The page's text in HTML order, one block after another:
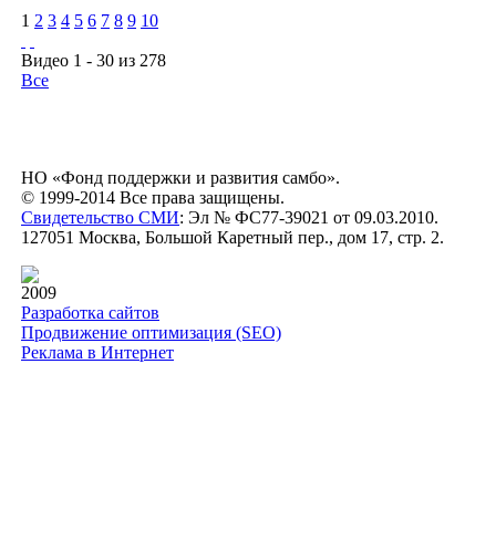
1 2 3 4 5 6 7 8 9 10
Видео 1 - 30 из 278
Все
НО «Фонд поддержки и развития самбо».
© 1999-2014 Все права защищены.
Свидетельство СМИ: Эл № ФС77-39021 от 09.03.2010.
127051 Москва, Большой Каретный пер., дом 17, стр. 2.
2009
Разработка сайтов
Продвижение оптимизация (SEO)
Реклама в Интернет